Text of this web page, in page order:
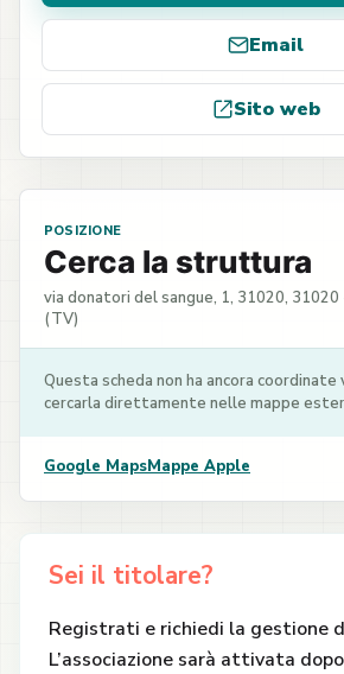
Email
Sito web
POSIZIONE
Cerca la struttura
via donatori del sangue, 1, 31020,
(TV)
Questa scheda non ha ancora
cercarla direttamente nelle mappe
Google MapsMappe Apple
Sei il titolare?
Registrati e richiedi la gestione
L’associazione sarà attivata